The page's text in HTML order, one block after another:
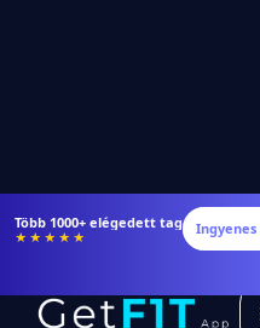
Több 1000+ elégedett tag
★★★★★
Pulykaszív
választás